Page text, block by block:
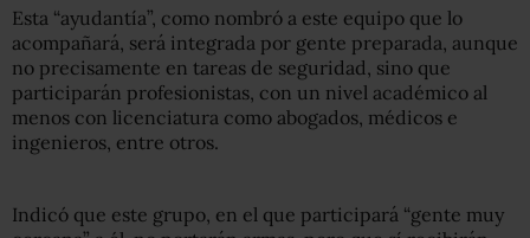
Esta “ayudantía”, como nombró a este equipo que lo
acompañará, será integrada por gente preparada, aunque
no precisamente en tareas de seguridad, sino que
participarán profesionistas, con un nivel académico al
menos con licenciatura como abogados, médicos e
ingenieros, entre otros.
Indicó que este grupo, en el que participará “gente muy